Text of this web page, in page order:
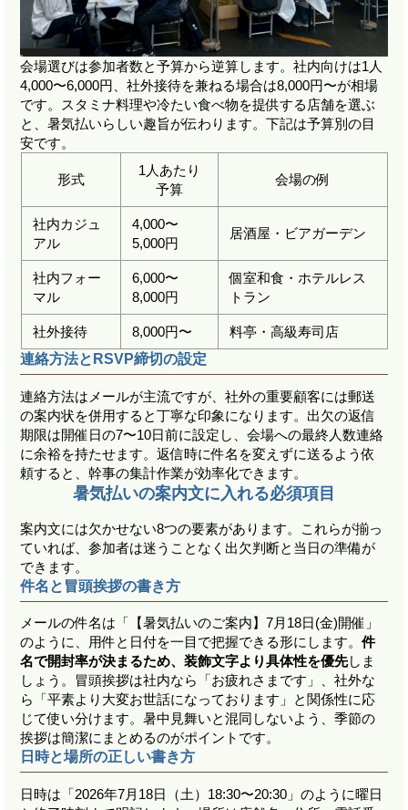
会場選びは参加者数と予算から逆算します。社内向けは1人
4,000〜6,000円、社外接待を兼ねる場合は8,000円〜が相場
です。スタミナ料理や冷たい食べ物を提供する店舗を選ぶ
と、暑気払いらしい趣旨が伝わります。下記は予算別の目
安です。
形式
1人あたり
予算
会場の例
社内カジュ
アル
4,000〜
5,000円
居酒屋・ビアガーデン
社内フォー
マル
6,000〜
8,000円
個室和食・ホテルレス
トラン
社外接待 8,000円〜
料亭・高級寿司店
連絡方法とRSVP締切の設定
連絡方法はメールが主流ですが、社外の重要顧客には郵送
の案内状を併用すると丁寧な印象になります。出欠の返信
期限は開催日の7〜10日前に設定し、会場への最終人数連絡
に余裕を持たせます。返信時に件名を変えずに送るよう依
頼すると、幹事の集計作業が効率化できます。
暑気払いの案内文に入れる必須項目
案内文には欠かせない8つの要素があります。これらが揃っ
ていれば、参加者は迷うことなく出欠判断と当日の準備が
できます。
件名と冒頭挨拶の書き方
メールの件名は「【暑気払いのご案内】7月18日(金)開催」
のように、用件と日付を一目で把握できる形にします。件
名で開封率が決まるため、装飾文字より具体性を優先しま
しょう。冒頭挨拶は社内なら「お疲れさまです」、社外な
ら「平素より大変お世話になっております」と関係性に応
じて使い分けます。暑中見舞いと混同しないよう、季節の
挨拶は簡潔にまとめるのがポイントです。
日時と場所の正しい書き方
日時は「2026年7月18日（土）18:30〜20:30」のように曜日